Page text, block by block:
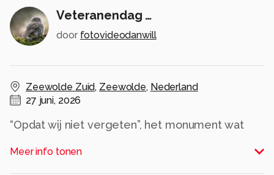
Veteranendag …
door fotovideodanwill
Zeewolde Zuid, Zeewolde, Nederland
27 juni, 2026
“Opdat wij niet vergeten”, het monument wat
in Zeewolde Zuid …
Meer info tonen